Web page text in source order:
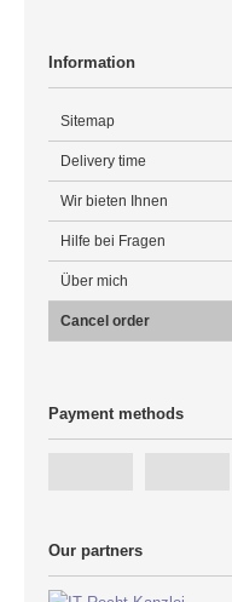
Information
Sitemap
Delivery time
Wir bieten Ihnen
Hilfe bei Fragen
Über mich
Cancel order
Payment methods
Our partners